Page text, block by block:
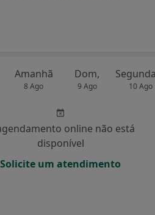
Amanhã
8 Ago
Dom,
9 Ago 10 Ago
online não está
disponível
Solicite um atendimento